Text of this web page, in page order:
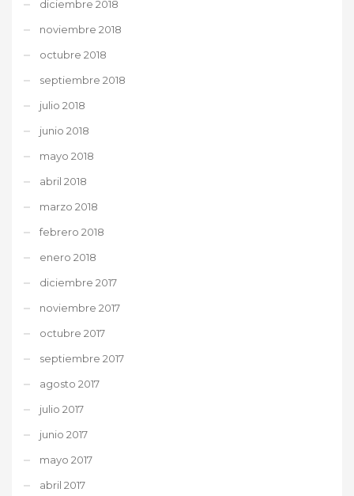
diciembre 2018
noviembre 2018
octubre 2018
septiembre 2018
julio 2018
junio 2018
mayo 2018
abril 2018
marzo 2018
febrero 2018
enero 2018
diciembre 2017
noviembre 2017
octubre 2017
septiembre 2017
agosto 2017
julio 2017
junio 2017
mayo 2017
abril 2017